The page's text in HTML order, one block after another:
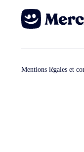
Mentions légales et